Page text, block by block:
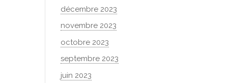
décembre 2023
novembre 2023
octobre 2023
septembre 2023
juin 2023